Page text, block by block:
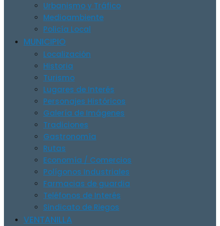
Urbanismo y Tráfico
Medioambiente
Policía Local
MUNICIPIO
Localización
Historia
Turismo
Lugares de Interés
Personajes Históricos
Galería de Imágenes
Tradiciones
Gastronomía
Rutas
Economía / Comercios
Polígonos Industriales
Farmacias de guardia
Teléfonos de Interés
Sindicato de Riegos
VENTANILLA